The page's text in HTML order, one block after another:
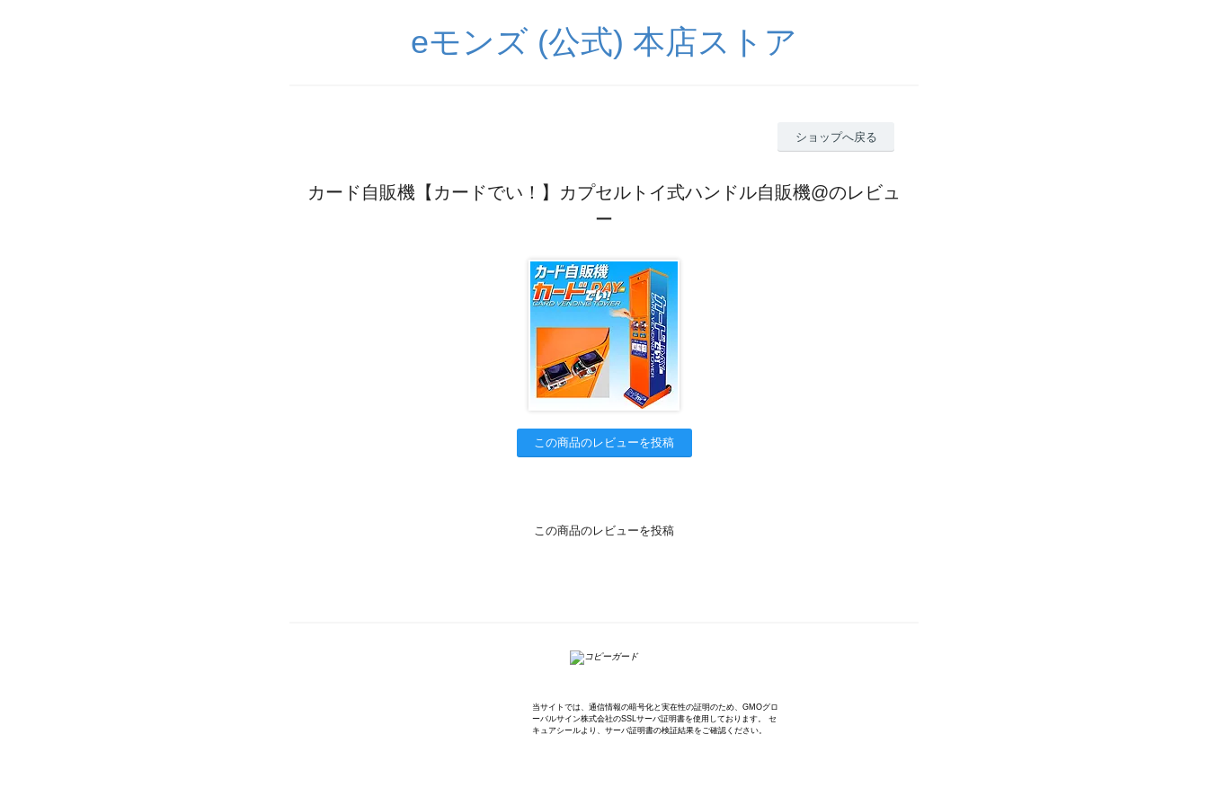
eモンズ (公式) 本店ストア
ショップへ戻る
カード自販機【カードでい！】カプセルトイ式ハンドル自販機@のレビュ
ー
この商品のレビューを投稿
この商品のレビューを投稿
当サイトでは、通信情報の暗号化と実在性の証明のため、GMOグロ
ーバルサイン株式会社のSSLサーバ証明書を使用しております。 セ
キュアシールより、サーバ証明書の検証結果をご確認ください。